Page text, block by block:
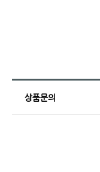
상품문의